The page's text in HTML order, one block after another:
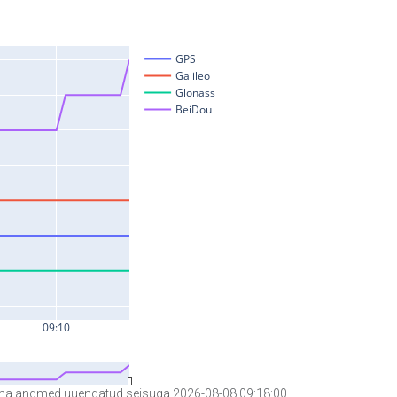
andmed uuendatud seisuga 2026-08-08 09:18:00